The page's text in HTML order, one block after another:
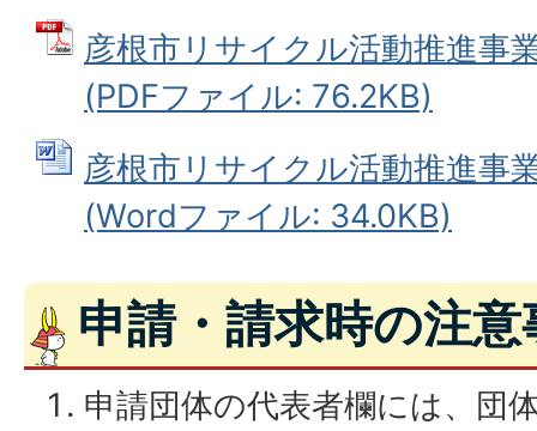
彦根市リサイクル活動推進事
(PDFファイル: 76.2KB)
彦根市リサイクル活動推進事
(Wordファイル: 34.0KB)
申請・請求時の注意
申請団体の代表者欄には、団